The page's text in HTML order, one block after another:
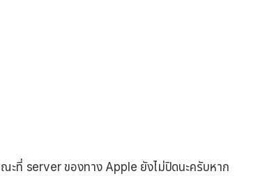
ณะที่ server ของทาง Apple ยังไม่ปิดนะครับหาก